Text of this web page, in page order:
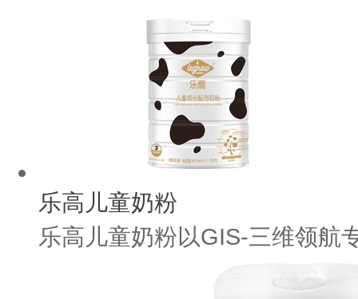
乐高儿童奶粉
乐高儿童奶粉以GIS-三维领航